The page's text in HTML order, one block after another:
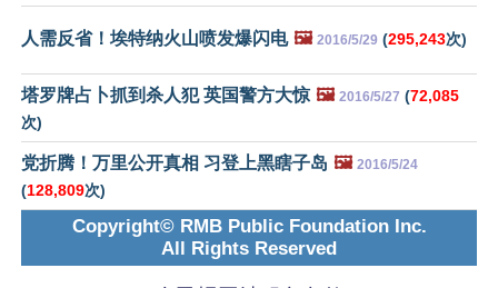
人需反省！埃特纳火山喷发爆闪电 🖼️ 2016/5/29 (295,243次)
塔罗牌占卜抓到杀人犯 英国警方大惊 🖼️ 2016/5/27 (72,085
次)
党折腾！万里公开真相 习登上黑瞎子岛 🖼️ 2016/5/24
(128,809次)
Copyright© RMB Public Foundation Inc.
All Rights Reserved